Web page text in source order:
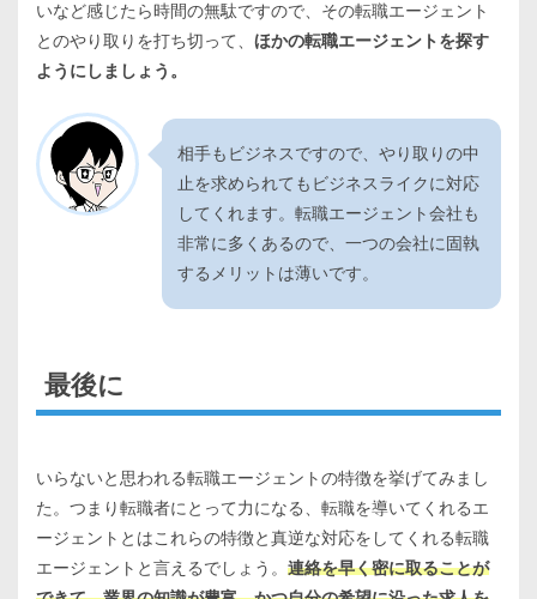
いなど感じたら時間の無駄ですので、その転職エージェント
とのやり取りを打ち切って、 ほかの転職エージェントを探す
ようにしましょう。
相手もビジネスですので、やり取りの中
止を求められてもビジネスライクに対応
してくれます。転職エージェント会社も
非常に多くあるので、一つの会社に固執
するメリットは薄いです。
最後に
いらないと思われる転職エージェントの特徴を挙げてみまし
た。つまり転職者にとって力になる、転職を導いてくれるエ
ージェントとはこれらの特徴と真逆な対応をしてくれる転職
エージェントと言えるでしょう。 連絡を早く密に取ることが